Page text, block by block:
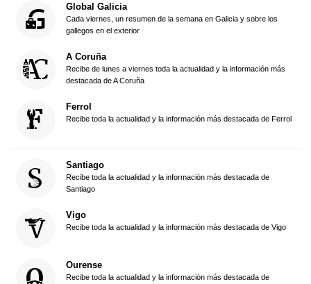
Global Galicia
Cada viernes, un resumen de la semana en Galicia y sobre los
gallegos en el exterior
A Coruña
Recibe de lunes a viernes toda la actualidad y la información más
destacada de A Coruña
Ferrol
Recibe toda la actualidad y la información más destacada de Ferrol
Santiago
Recibe toda la actualidad y la información más destacada de
Santiago
Vigo
Recibe toda la actualidad y la información más destacada de Vigo
Ourense
Recibe toda la actualidad y la información más destacada de